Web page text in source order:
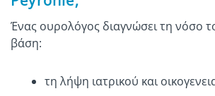
Ένας ουρολόγος διαγνώσει τη νόσο
βάση:
τη λήψη ιατρικού και